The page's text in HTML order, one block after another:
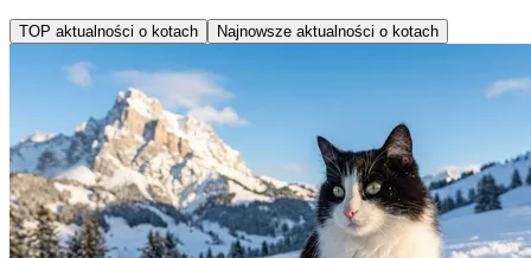
TOP aktualności o kotach Najnowsze aktualności o kotach